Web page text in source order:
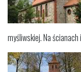
myśliwskiej. Na ścianach